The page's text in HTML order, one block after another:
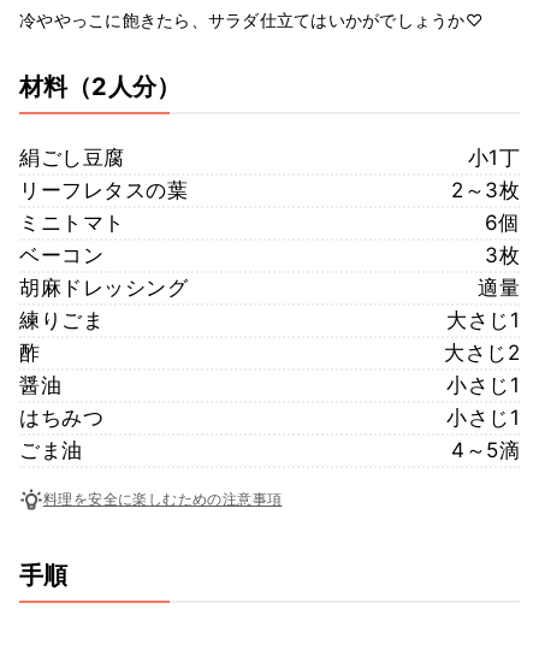
冷ややっこに飽きたら、サラダ仕立てはいかがでしょうか♡
材料（2人分）
絹ごし豆腐
小1丁
リーフレタスの葉
2～3枚
ミニトマト
6個
ベーコン
3枚
胡麻ドレッシング
適量
練りごま
大さじ1
酢
大さじ2
醤油
小さじ1
はちみつ
小さじ1
ごま油
4～5滴
料理を安全に楽しむための注意事項
手順